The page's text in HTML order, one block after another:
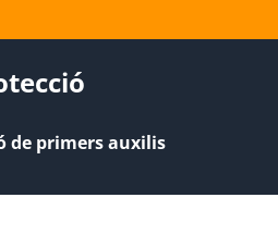
de primers auxilis